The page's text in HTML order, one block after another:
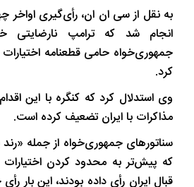
به نقل از سی ان ان، رأی‌گیری
انجام شد که ترامپ نارضایتی
جمهوری‌خواه حامی قطعنامه اختیارات
کرد.
وی استدلال کرد که کنگره با این
مذاکرات با ایران تضعیف کرده است.
سناتورهای جمهوری‌خواه از جمله
که پیش‌تر به محدود کردن
قبال ایران رأی داده بودند، این بار